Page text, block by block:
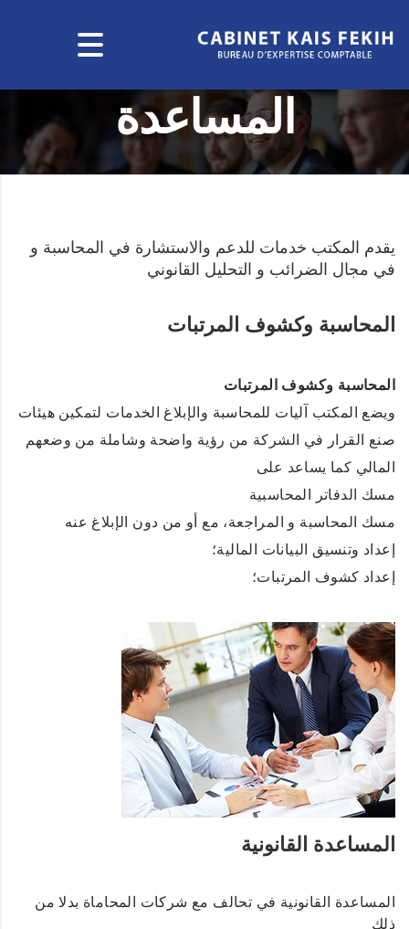
المساعدة
يقدم المكتب خدمات للدعم والاستشارة في المحاسبة و
في مجال الضرائب و التحليل القانوني
المحاسبة وكشوف المرتبات
المحاسبة وكشوف المرتبات
ويضع المكتب آليات للمحاسبة والإبلاغ الخدمات لتمكين هيئات
صنع القرار في الشركة من رؤية واضحة وشاملة من وضعهم
المالي كما يساعد على
مسك الدفاتر المحاسبية
مسك المحاسبة و المراجعة، مع أو من دون الإبلاغ عنه
إعداد وتنسيق البيانات المالية؛
إعداد كشوف المرتبات؛
المساعدة القانونية
المساعدة القانونية في تحالف مع شركات المحاماة بدلا من
ذلك